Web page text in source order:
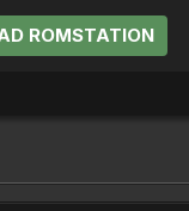
ROMSTATION